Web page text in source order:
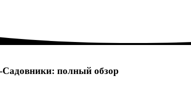
полный обзор